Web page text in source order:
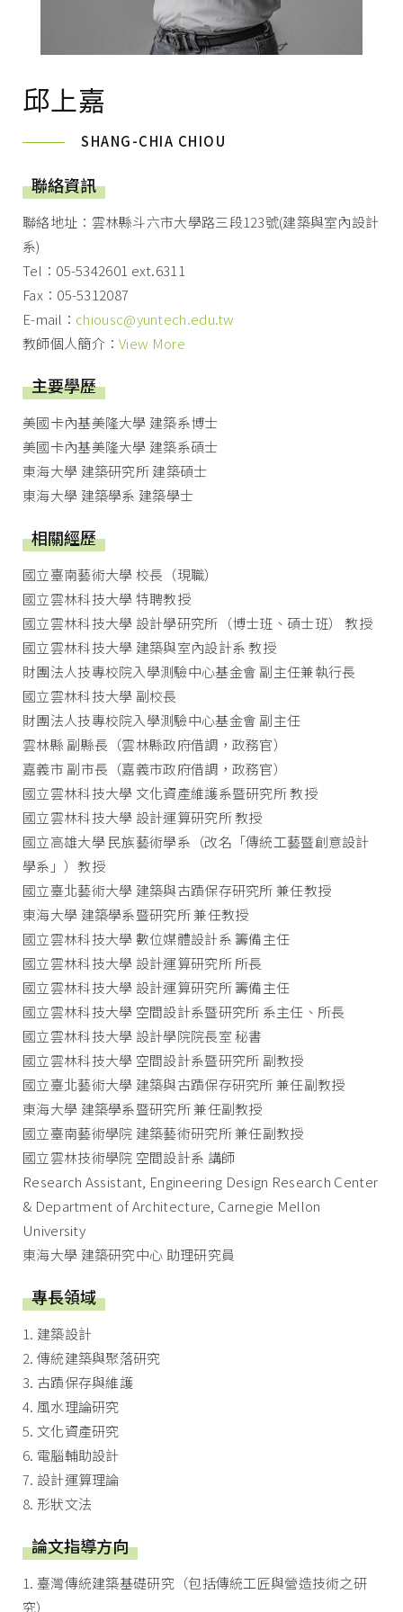
邱上嘉
SHANG-CHIA CHIOU
聯絡資訊
聯絡地址：雲林縣斗六市大學路三段123號(建築與室內設計
系)
Tel：05-5342601 ext.6311
Fax：05-5312087
E-mail： chiousc@yuntech.edu.tw
教師個人簡介：View More
主要學歷
美國卡內基美隆大學 建築系博士
美國卡內基美隆大學 建築系碩士
東海大學 建築研究所 建築碩士
東海大學 建築學系 建築學士
相關經歷
國立臺南藝術大學 校長（現職）
國立雲林科技大學 特聘教授
國立雲林科技大學 設計學研究所（博士班、碩士班） 教授
國立雲林科技大學 建築與室內設計系 教授
財團法人技專校院入學測驗中心基金會 副主任兼執行長
國立雲林科技大學 副校長
財團法人技專校院入學測驗中心基金會 副主任
雲林縣 副縣長（雲林縣政府借調，政務官）
嘉義市 副市長（嘉義市政府借調，政務官）
國立雲林科技大學 文化資產維護系暨研究所 教授
國立雲林科技大學 設計運算研究所 教授
國立高雄大學 民族藝術學系（改名「傳統工藝暨創意設計
學系」）教授
國立臺北藝術大學 建築與古蹟保存研究所 兼任教授
東海大學 建築學系暨研究所 兼任教授
國立雲林科技大學 數位媒體設計系 籌備主任
國立雲林科技大學 設計運算研究所 所長
國立雲林科技大學 設計運算研究所 籌備主任
國立雲林科技大學 空間設計系暨研究所 系主任、所長
國立雲林科技大學 設計學院院長室 秘書
國立雲林科技大學 空間設計系暨研究所 副教授
國立臺北藝術大學 建築與古蹟保存研究所 兼任副教授
東海大學 建築學系暨研究所 兼任副教授
國立臺南藝術學院 建築藝術研究所 兼任副教授
國立雲林技術學院 空間設計系 講師
Research Assistant, Engineering Design Research Center
& Department of Architecture, Carnegie Mellon
University
東海大學 建築研究中心 助理研究員
專長領域
1. 建築設計
2. 傳統建築與聚落研究
3. 古蹟保存與維護
4. 風水理論研究
5. 文化資產研究
6. 電腦輔助設計
7. 設計運算理論
8. 形狀文法
論文指導方向
1. 臺灣傳統建築基礎研究（包括傳統工匠與營造技術之研
究）